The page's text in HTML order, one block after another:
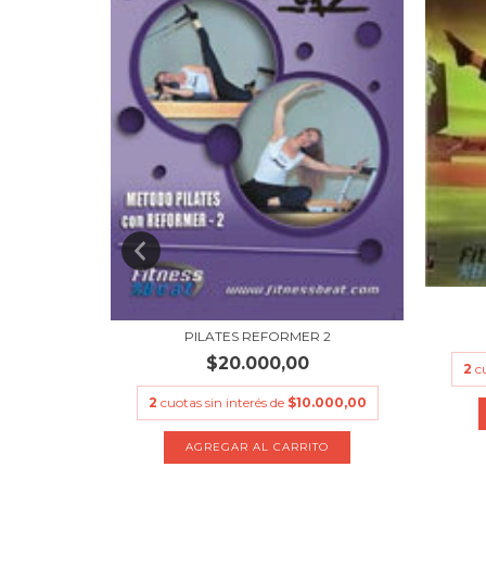
PILATES REFORMER 2
$20.000,00
2 cuotas sin interés de $10.000,00
2